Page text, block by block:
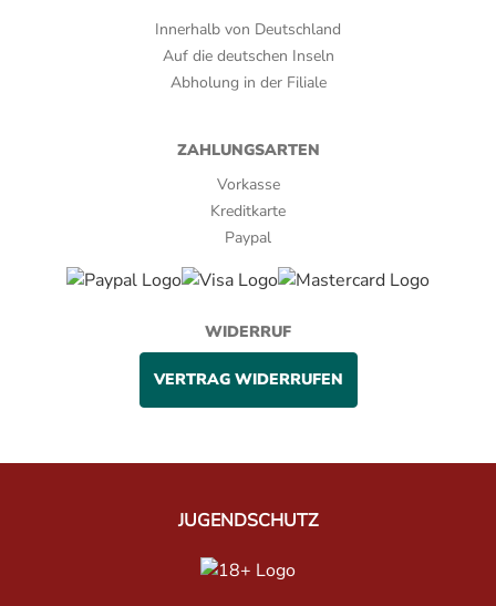
WOLSDORFF Reserva
Innerhalb von Deutschland
Auf die deutschen Inseln
Abholung in der Filiale
ZAHLUNGSARTEN
Vorkasse
Kreditkarte
Paypal
WIDERRUF
VERTRAG WIDERRUFEN
JUGENDSCHUTZ